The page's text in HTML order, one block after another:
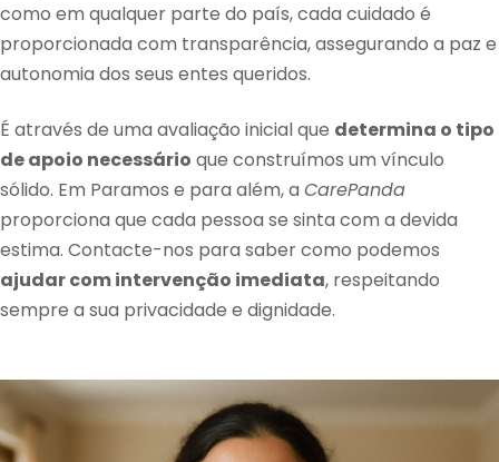
como em qualquer parte do país, cada cuidado é
proporcionada com transparência, assegurando a paz e
autonomia dos seus entes queridos.
É através de uma avaliação inicial que determina o tipo
de apoio necessário que construímos um vínculo
sólido. Em Paramos e para além, a CarePanda
proporciona que cada pessoa se sinta com a devida
estima. Contacte-nos para saber como podemos
ajudar com intervenção imediata, respeitando
sempre a sua privacidade e dignidade.